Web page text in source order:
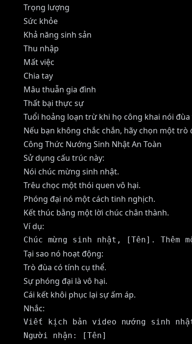
Trọng lượng
Sức khỏe
Khả năng sinh sản
Thu nhập
Mất việc
Chia tay
Mâu thuẫn gia đình
Thất bại thực sự
Tuổi hoảng loạn trừ khi họ công khai nói đùa
Nếu bạn không chắc chắn, hãy chọn một trò
Công Thức Nướng Sinh Nhật An Toàn
Sử dụng cấu trúc này:
Nói chúc mừng sinh nhật.
Trêu chọc một thói quen vô hại.
Phóng đại nó một cách tinh nghịch.
Kết thúc bằng một lời chúc chân thành.
Ví dụ:
Tại sao nó hoạt động:
Trò đùa có tính cụ thể.
Sự phóng đại là vô hại.
Cái kết khôi phục lại sự ấm áp.
Nhắc:
Viết kịch bản video nướng sinh
Người nhận: [Tên]